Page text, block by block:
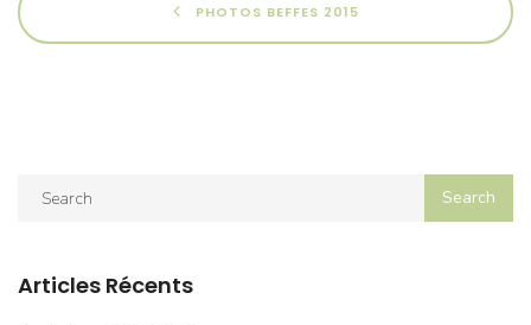
PHOTOS BEFFES 2015
Articles Récents